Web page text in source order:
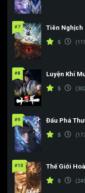
#7 Tiên Nghịch
5
#8 Luyện Khí
5
#9 Đấu Phá
5
#10 Thế Giới
5